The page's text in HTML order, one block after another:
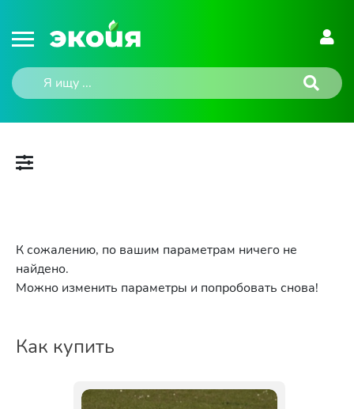
К сожалению, по вашим параметрам ничего не
найдено.
Можно изменить параметры и попробовать снова!
Как купить